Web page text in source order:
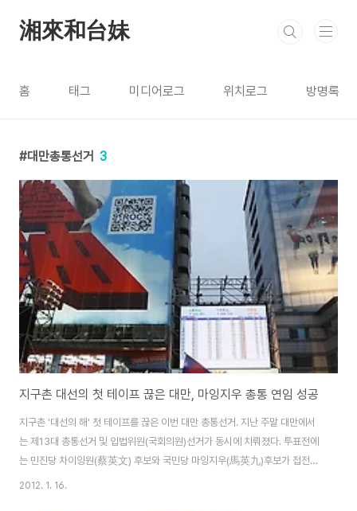
湘來和台妹
홈 태그 미디어로그 위치로그 방명록
대만총통선거 3
지구촌 대선의 첫 테이프 끊은 대만, 마잉지우 총통 연임 성공
지구촌 '대선의 해' 첫 테이프를 끊은 이번 대만 총통선거. 지난 주말 대만에서
는 제13대 총통선거 및 입법위원(국회의원)선거가 동시에 치뤄졌다. 투표전에
는 민진당 차이잉원(蔡英文) 후보와 국민당 마잉지우(馬英九)후보가 접전을
펼칠것으로 예상 되었으나, 개표를 시작하고 오후 8시쯤 투표 결과가 판가름
2012. 1. 16.